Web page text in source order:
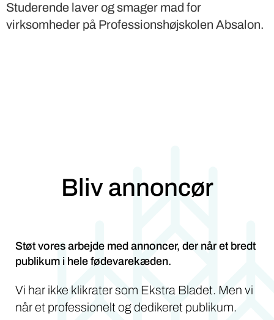
Studerende laver og smager mad for
virksomheder på Professionshøjskolen Absalon.
Bliv annoncør
Støt vores arbejde med annoncer, der når et bredt
publikum i hele fødevarekæden.
Vi har ikke klikrater som Ekstra Bladet. Men vi
når et professionelt og dedikeret publikum.